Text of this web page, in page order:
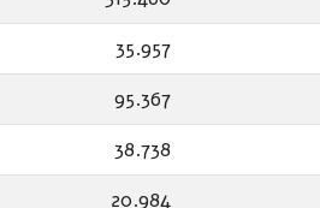
35.957
95.367
38.738
20.984